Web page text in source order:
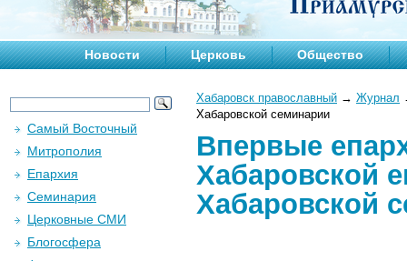
Новости Церковь Общество
Хабаровск православный → Журнал
Хабаровской семинарии
Впервые
Хабаровской
Хабаровской
Самый Восточный
Митрополия
Епархия
Семинария
Церковные СМИ
Блогосфера